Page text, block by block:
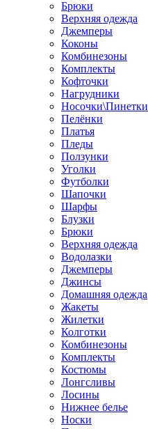
Брюки
Верхняя одежда
Джемперы
Коконы
Комбинезоны
Комплекты
Кофточки
Нагрудники
Носочки\Пинетки
Пелёнки
Платья
Пледы
Ползунки
Уголки
Футболки
Шапочки
Шарфы
Блузки
Брюки
Верхняя одежда
Водолазки
Джемперы
Джинсы
Домашняя одежда
Жакеты
Жилетки
Колготки
Комбинезоны
Комплекты
Костюмы
Лонгсливы
Лосины
Нижнее белье
Носки